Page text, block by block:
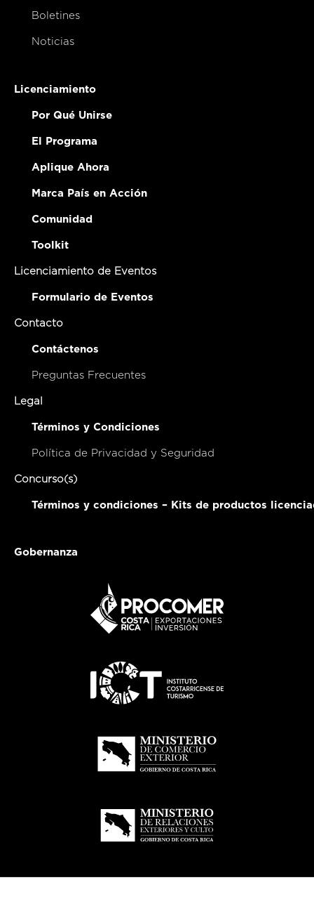
Boletines
Noticias
Licenciamiento
Por Qué Unirse
El Programa
Aplique Ahora
Marca País en Acción
Comunidad
Toolkit
Licenciamiento de Eventos
Formulario de Eventos
Contacto
Contáctenos
Preguntas Frecuentes
Legal
Términos y Condiciones
Política de Privacidad y Seguridad
Concurso(s)
Términos y condiciones – Kits de productos
Gobernanza